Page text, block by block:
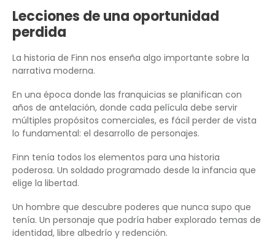
Lecciones de una oportunidad
perdida
La historia de Finn nos enseña algo importante sobre la
narrativa moderna.
En una época donde las franquicias se planifican con
años de antelación, donde cada película debe servir
múltiples propósitos comerciales, es fácil perder de vista
lo fundamental: el desarrollo de personajes.
Finn tenía todos los elementos para una historia
poderosa. Un soldado programado desde la infancia que
elige la libertad.
Un hombre que descubre poderes que nunca supo que
tenía. Un personaje que podría haber explorado temas de
identidad, libre albedrío y redención.